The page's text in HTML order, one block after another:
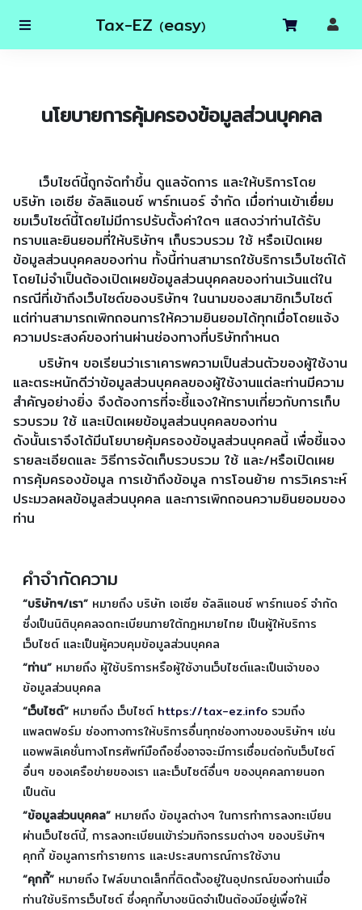
Tax-EZ (easy)
นโยบายการคุ้มครองข้อมูลส่วนบุคคล
เว็บไซต์นี้ถูกจัดทำขึ้น ดูแลจัดการ และให้บริการโดย
บริษัท เอเซีย อัลลิแอนซ์ พาร์ทเนอร์ จำกัด เมื่อท่านเข้าเยื่ยม
ชมเว็บไซต์นี้โดยไม่มีการปรับตั้งค่าใดๆ แสดงว่าท่านได้รับ
ทราบและยินยอมที่ให้บริษัทฯ เก็บรวบรวม ใช้ หรือเปิดเผย
ข้อมูลส่วนบุคคลของท่าน ทั้งนี้ท่านสามารถใช้บริการเว็บไซต์ได้
โดยไม่จำเป็นต้องเปิดเผยข้อมูลส่วนบุคคลของท่านเว้นแต่ใน
กรณีที่เข้าถึงเว็บไซต์ของบริษัทฯ ในนามของสมาชิกเว็บไซต์
แต่ท่านสามารถเพิกถอนการให้ความยินยอมได้ทุกเมื่อโดยแจ้ง
ความประสงค์ของท่านผ่านช่องทางที่บริษัทกำหนด
บริษัทฯ ขอเรียนว่าเราเคารพความเป็นส่วนตัวของผู้ใช้งาน
และตระหนักดีว่าข้อมูลส่วนบุคคลของผู้ใช้งานแต่ละท่านมีความ
สำคัญอย่างยิ่ง จึงต้องการที่จะชี้แจงให้ทราบเกี่ยวกับการเก็บ
รวบรวม ใช้ และเปิดเผยข้อมูลส่วนบุคคลของท่าน
ดังนั้นเราจึงได้มีนโยบายคุ้มครองข้อมูลส่วนบุคคลนี้ เพื่อชี้แจง
รายละเอียดและ วิธีการจัดเก็บรวบรวม ใช้ และ/หรือเปิดเผย
การคุ้มครองข้อมูล การเข้าถึงข้อมูล การโอนย้าย การวิเคราะห์
ประมวลผลข้อมูลส่วนบุคคล และการเพิกถอนความยินยอมของ
ท่าน
คำจำกัดความ
“บริษัทฯ/เรา” หมายถึง บริษัท เอเซีย อัลลิแอนซ์ พาร์ทเนอร์ จำกัด
ซึ่งเป็นนิติบุคคลจดทะเบียนภายใต้กฎหมายไทย เป็นผู้ให้บริการ
เว็บไซต์ และเป็นผู้ควบคุมข้อมูลส่วนบุคคล
“ท่าน” หมายถึง ผู้ใช้บริการหรือผู้ใช้งานเว็บไซต์และเป็นเจ้าของ
ข้อมูลส่วนบุคคล
“เว็บไซต์” หมายถึง เว็บไซต์ https://tax-ez.info รวมถึง
แพลตฟอร์ม ช่องทางการให้บริการอื่นทุกช่องทางของบริษัทฯ เช่น
แอพพลิเคชั่นทางโทรศัพท์มือถือซึ่งอาจจะมีการเชื่อมต่อกับเว็บไซต์
อื่นๆ ของเครือข่ายของเรา และเว็บไซต์อื่นๆ ของบุคคลภายนอก
เป็นต้น
“ข้อมูลส่วนบุคคล” หมายถึง ข้อมูลต่างๆ ในการทำการลงทะเบียน
ผ่านเว็บไซต์นี้, การลงทะเบียนเข้าร่วมกิจกรรมต่างๆ ของบริษัทฯ
คุกกี้ ข้อมูลการทำรายการ และประสบการณ์การใช้งาน
“คุกกี้” หมายถึง ไฟล์ขนาดเล็กที่ติดตั้งอยู่ในอุปกรณ์ของท่านเมื่อ
ท่านใช้บริการเว็บไซต์ ซึ่งคุกกี้บางชนิดจำเป็นต้องมีอยู่เพื่อให้